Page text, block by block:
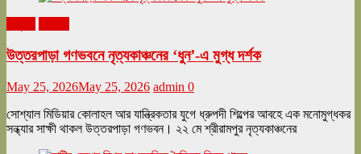
উত্তরপাড়া গণভবনে নৃত্যকাঞ্চনের ‘ধুন’-এ মুগ্ধ দর্শক
May 25, 2026May 25, 2026 admin 0
সোশ্যাল মিডিয়ার কোলাহল আর যান্ত্রিকতার যুগে ধ্রুপদী শিল্পের আবহে এক মনোমুগ্ধকর
সন্ধ্যার সাক্ষী থাকল উত্তরপাড়া গণভবন। ২২ মে শ্রীরামপুর নৃত্যকাঞ্চনের